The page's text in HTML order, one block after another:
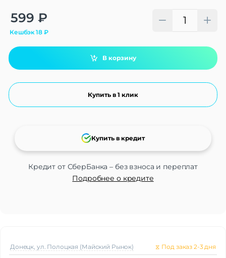
599 ₽
Кешбэк18₽
В корзину
Купить в 1 клик
Кредит от СберБанка – без взноса и переплат
Подробнее о кредите
Купить в кредит
Alternative:
Донецк, ул. Полоцкая (Майский Рынок) ⧖ Под заказ 2-3 дня